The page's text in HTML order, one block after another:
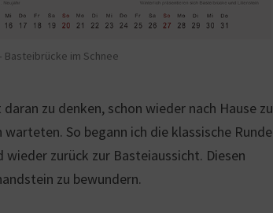
Basteibrücke im Schnee
zu denken, schon wieder nach Hause zu
So begann ich die klassische Runde
zurück zur Basteiaussicht. Diesen
zu bewundern.